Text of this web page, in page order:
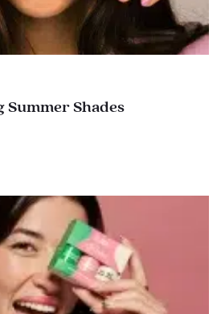
Summer Shades